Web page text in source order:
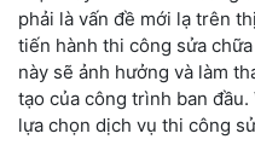
phải là vấn đề mới lạ trên
tiến hành thi công sửa
này sẽ ảnh hưởng và làm
tạo của công trình ban
lựa chọn dịch vụ thi công